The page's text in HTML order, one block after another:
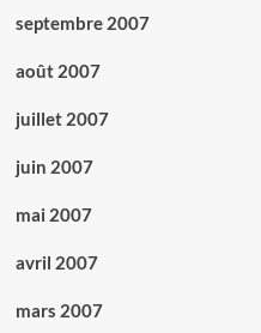
septembre 2007
août 2007
juillet 2007
juin 2007
mai 2007
avril 2007
mars 2007